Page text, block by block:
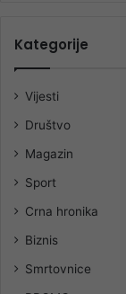
Kategorije
Vijesti
Društvo
Magazin
Sport
Crna hronika
Biznis
Smrtovnice